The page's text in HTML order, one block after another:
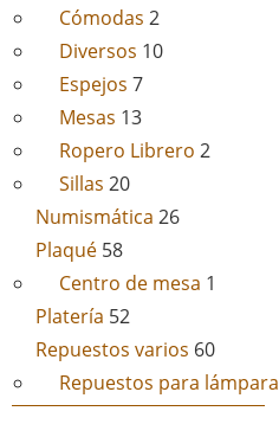
Cómodas 2
Diversos 10
Espejos 7
Mesas 13
Ropero Librero 2
Sillas 20
Numismática 26
Plaqué 58
Centro de mesa 1
Platería 52
Repuestos varios 60
Repuestos para lámpara